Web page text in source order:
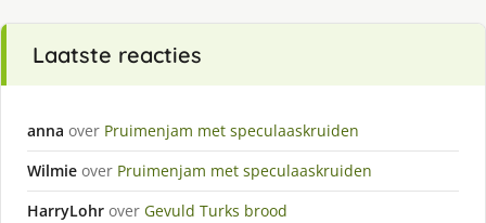
Laatste reacties
anna over Pruimenjam met speculaaskruiden
Wilmie over Pruimenjam met speculaaskruiden
HarryLohr over Gevuld Turks brood